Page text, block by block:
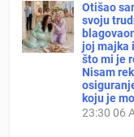
Otišao
svoju
joj majka
što mi je
Nisam
koju je
23:30 06